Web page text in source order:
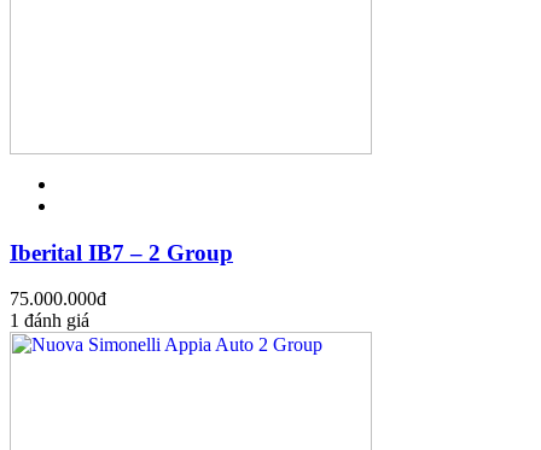
Iberital IB7 – 2 Group
75.000.000đ
1 đánh giá